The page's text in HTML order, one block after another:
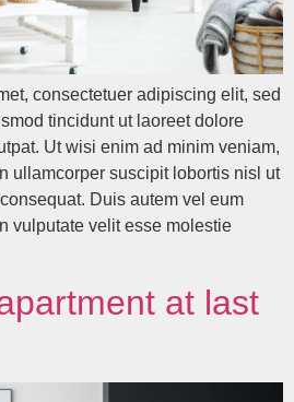
consectetuer adipiscing elit, sed
tincidunt ut laoreet dolore
Ut wisi enim ad minim veniam,
ullamcorper suscipit lobortis nisl ut
Duis autem vel eum
vulputate velit esse molestie
at last